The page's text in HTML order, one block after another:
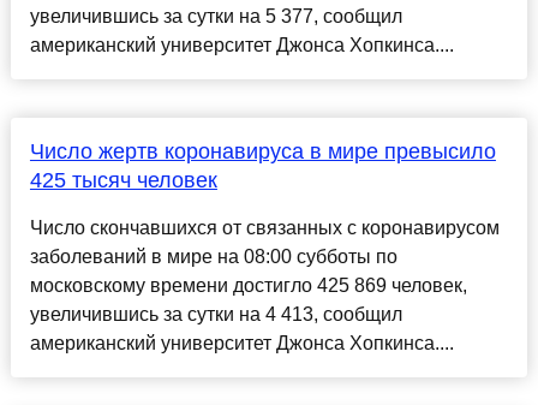
увеличившись за сутки на 5 377, сообщил
американский университет Джонса Хопкинса....
Число жертв коронавируса в мире превысило
425 тысяч человек
Число скончавшихся от связанных с коронавирусом
заболеваний в мире на 08:00 субботы по
московскому времени достигло 425 869 человек,
увеличившись за сутки на 4 413, сообщил
американский университет Джонса Хопкинса....